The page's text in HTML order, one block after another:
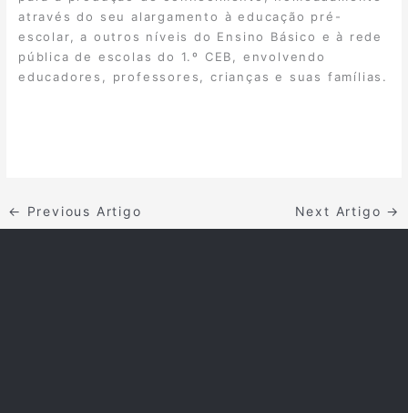
através do seu alargamento à educação pré-
escolar, a outros níveis do Ensino Básico e à rede
pública de escolas do 1.º CEB, envolvendo
educadores, professores, crianças e suas famílias.
← Previous Artigo Next Artigo →